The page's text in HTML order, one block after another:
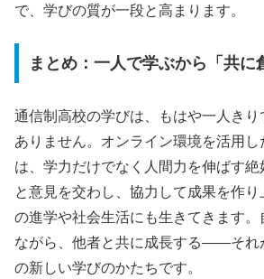
で、学びの質が一段と高まります。
まとめ：一人で学ぶから「共に
通信制高校の学びは、もはや一人き
ありません。オンライン環境を活用し
は、学力だけでなく人間力を伸ばす
と意見を交わし、協力して成果を作
の進学や社会生活にも生きてきます
ながら、他者と共に成長する——それ
の新しい学びのかたちです。